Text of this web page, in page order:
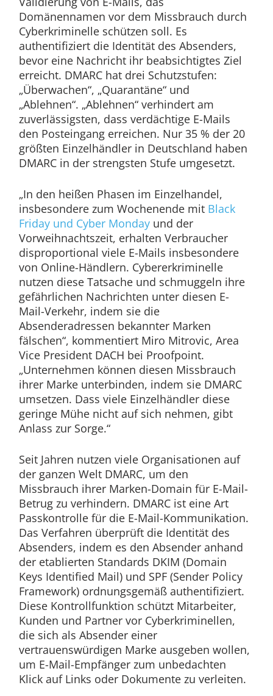
Domänennamen vor dem Missbrauch durch
Cyberkriminelle schützen soll. Es
authentifiziert die Identität des Absenders,
bevor eine Nachricht ihr beabsichtigtes Ziel
erreicht. DMARC hat drei Schutzstufen:
„Überwachen“, „Quarantäne“ und
„Ablehnen“. „Ablehnen“ verhindert am
zuverlässigsten, dass verdächtige E-Mails
den Posteingang erreichen. Nur 35 % der 20
größten Einzelhändler in Deutschland haben
DMARC in der strengsten Stufe umgesetzt.
„In den heißen Phasen im Einzelhandel,
insbesondere zum Wochenende mit Black
Friday und Cyber Mondayund der
Vorweihnachtszeit, erhalten Verbraucher
disproportional viele E-Mails insbesondere
von Online-Händlern. Cybererkriminelle
nutzen diese Tatsache und schmuggeln ihre
gefährlichen Nachrichten unter diesen E-
Mail-Verkehr, indem sie die
Absenderadressen bekannter Marken
fälschen“, kommentiert Miro Mitrovic, Area
Vice President DACH bei Proofpoint.
„Unternehmen können diesen Missbrauch
ihrer Marke unterbinden, indem sie DMARC
umsetzen. Dass viele Einzelhändler diese
geringe Mühe nicht auf sich nehmen, gibt
Anlass zur Sorge.“
Seit Jahren nutzen viele Organisationen auf
der ganzen Welt DMARC, um den
Missbrauch ihrer Marken-Domain für E-Mail-
Betrug zu verhindern. DMARC ist eine Art
Passkontrolle für die E-Mail-Kommunikation.
Das Verfahren überprüft die Identität des
Absenders, indem es den Absender anhand
der etablierten Standards DKIM (Domain
Keys Identified Mail) und SPF (Sender Policy
Framework) ordnungsgemäß authentifiziert.
Diese Kontrollfunktion schützt Mitarbeiter,
Kunden und Partner vor Cyberkriminellen,
die sich als Absender einer
vertrauenswürdigen Marke ausgeben wollen,
um E-Mail-Empfänger zum unbedachten
Klick auf Links oder Dokumente zu verleiten.